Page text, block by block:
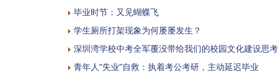
毕业时节：又见蝴蝶飞
学生厕所打架现象为何屡屡发生？
深圳湾学校中考全军覆没带给我们的校园文化建设思考
青年人“失业”自救：执着考公考研，主动延迟毕业